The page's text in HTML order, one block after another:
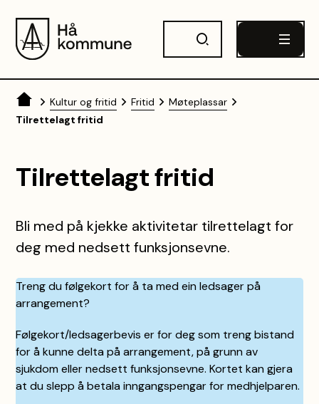
Du er her:Kultur og fritid Fritid
Møteplassar
Tilrettelagt fritid
Tilrettelagt fritid
Bli med på kjekke aktivitetar tilrettelagt for
deg med nedsett funksjonsevne.
Treng du følgekort for å ta med ein ledsager på
arrangement?
Følgekort/ledsagerbevis er for deg som treng bistand
for å kunne delta på arrangement, på grunn av
sjukdom eller nedsett funksjonsevne. Kortet kan gjera
at du slepp å betala inngangspengar for medhjelparen.